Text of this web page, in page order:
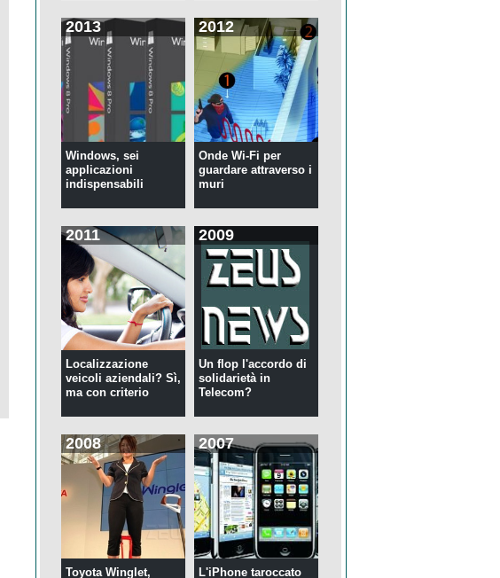
2013
Windows, sei
applicazioni
indispensabili
2012
Onde Wi-Fi per
guardare attraverso i
muri
2011
Localizzazione
veicoli aziendali? Sì,
ma con criterio
2009
Un flop l'accordo di
solidarietà in
Telecom?
2008
Toyota Winglet,
2007
L'iPhone taroccato